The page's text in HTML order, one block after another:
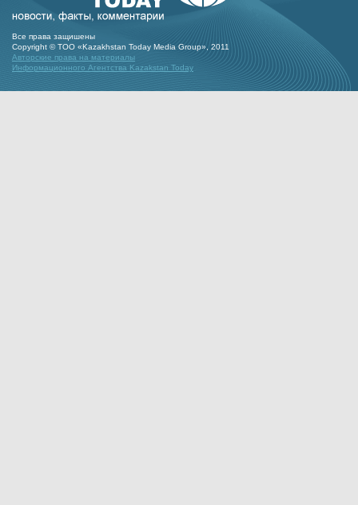
Все права защишены
Copyright © ТОО «Kazakhstan Today Media Group», 2011
Авторские права на материалы
Информационного Агентства Kazakstan Today